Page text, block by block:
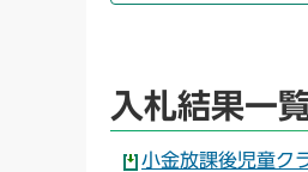
入札結果一
小金放課後児童ク